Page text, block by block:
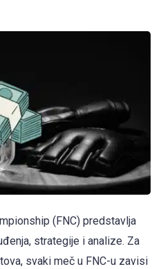
(FNC) predstavlja
strategije i analize. Za
svaki meč u FNC-u zavisi